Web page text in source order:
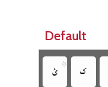
Default
‏
ࢨ
‏